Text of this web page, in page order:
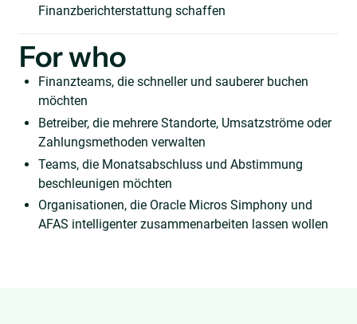
Finanzberichterstattung schaffen
For who
Finanzteams, die schneller und sauberer buchen
möchten
Betreiber, die mehrere Standorte, Umsatzströme oder
Zahlungsmethoden verwalten
Teams, die Monatsabschluss und Abstimmung
beschleunigen möchten
Organisationen, die Oracle Micros Simphony und
AFAS intelligenter zusammenarbeiten lassen wollen